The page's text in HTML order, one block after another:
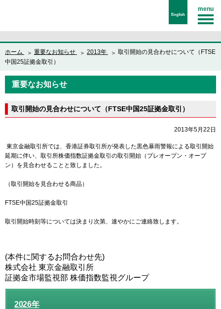
English
ホーム 重要なお知らせ 2013年
取引開始の見合わせについて（FTSE
中国25証拠金取引）
重要なお知らせ
取引開始の見合わせについて（FTSE中国25証拠金取引）
2013年5月22日
東京金融取引所では、香港証券取引所が発表した黒色暴雨警報による取引開始
延期に伴い、取引所株価指数証拠金取引の取引開始（プレオープン・オープ
ン）を見合わせることと致しました。
（取引開始を見合わせる商品）
FTSE中国25証拠金取引
取引開始時刻等については決まり次第、速やかにご連絡致します。
(本件に関するお問合わせ先)
株式会社 東京金融取引所
証拠金市場監視部 株価指数監視グループ
2026年
menu